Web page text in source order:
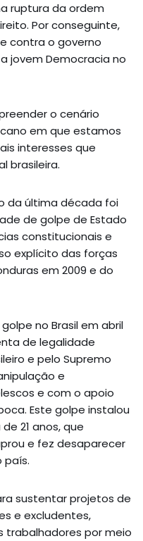
ruptura da ordem
Por conseguinte,
contra o governo
jovem Democracia no
o cenário
em que estamos
interesses que
brasileira.
da última década foi
de golpe de Estado
constitucionais e
explícito das forças
em 2009 e do
no Brasil em abril
de legalidade
e pelo Supremo
e
e com o apoio
Este golpe instalou
21 anos, que
e fez desaparecer
país.
sustentar projetos de
e excludentes,
trabalhadores por meio